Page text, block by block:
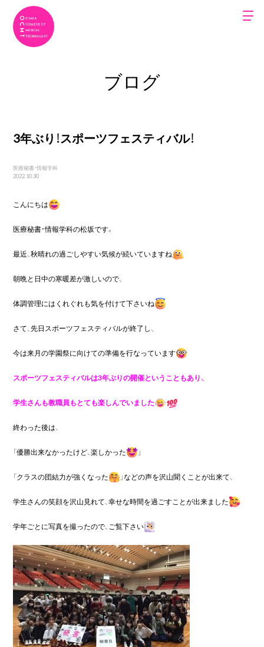
ブログ
3年ぶり！スポーツフェスティバル！
医療秘書・情報学科
2022.10.30
こんにちは
医療秘書・情報学科の松坂です。
最近、秋晴れの過ごしやすい気候が続いていますね
朝晩と日中の寒暖差が激しいので、
体調管理にはくれぐれも気を付けて下さいね
さて、先日スポーツフェスティバルが終了し、
今は来月の学園祭に向けての準備を行なっています
スポーツフェスティバルは3年ぶりの開催ということもあり、
学生さんも教職員もとても楽しんでいました
終わった後は、
「優勝出来なかったけど、楽しかった 」
「クラスの団結力が強くなった 」などの声を沢山聞くことが出来て、
学生さんの笑顔を沢山見れて、幸せな時間を過ごすことが出来ました
学年ごとに写真を撮ったので、ご覧下さい